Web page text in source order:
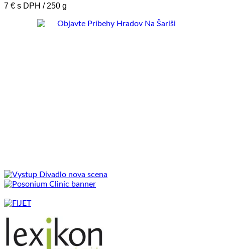
7 € s DPH / 250 g